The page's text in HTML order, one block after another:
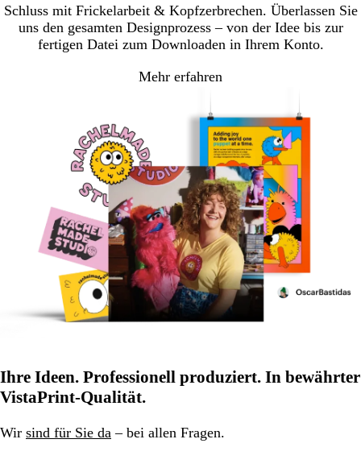
Schluss mit Frickelarbeit & Kopfzerbrechen. Überlassen Sie
uns den gesamten Designprozess – von der Idee bis zur
fertigen Datei zum Downloaden in Ihrem Konto.
Mehr erfahren
Ihre Ideen. Professionell produziert. In bewährter
VistaPrint-Qualität.
Wir sind für Sie da – bei allen Fragen.